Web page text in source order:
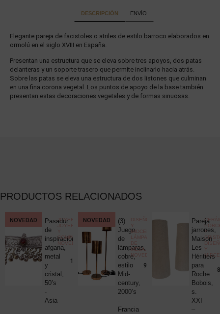
DESCRIPCIÓN ENVÍO
Elegante pareja de facistoles o atriles de estilo barroco elaborados en
ormolú en el siglo XVIII en España.
Presentan una estructura que se eleva sobre tres apoyos, dos patas
delanteras y un soporte trasero que permite inclinarlo hacia atrás.
Sobre las patas se eleva una estructura de dos listones que culminan
en una fina corona vegetal. Los puntos de apoyo de la base también
presentan estas decoraciones vegetales y de formas sinuosas.
PRODUCTOS RELACIONADOS
,
€
NOVEDAD
Pasador
de
inspiración
afgana,
metal
y
cristal,
50’s
-
Asia
JOYERÍA
JOYERÍA
Y
COMPLEMENTOS
NOVEDADES
190,00
NOVEDAD
(3)
Juego
de
lámparas,
cobre,
estilo
Mid-
century,
2000’s
-
Francia
DISEÑO
Y
MIDCENTURY
LÁMPARAS
MESA,
NOVEDADES
980,00
Pareja
jarrones,
Maison
Les
Héritiers
para
Roche
Bobois,
s.
XXI
–
Y
Y